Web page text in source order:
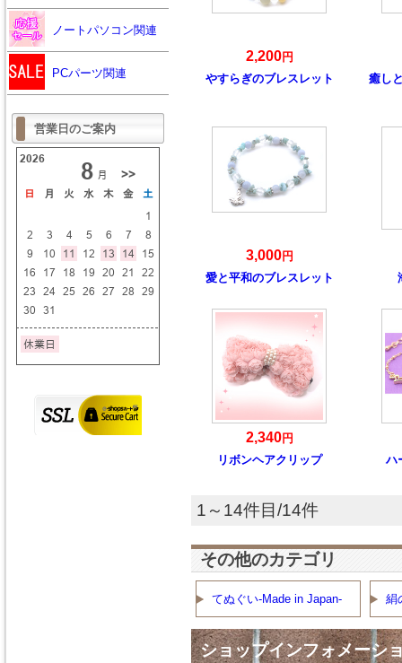
2,200円
やすらぎのブレスレット
癒し
3,000円
愛と平和のブレスレット
2,340円
リボンヘアクリップ
ハ
1～14件目/14件
その他のカテゴリ
てぬぐい-Made in Japan- 絹
ショップインフォメーシ
ノートパソコン関連
PCパーツ関連
営業日のご案内